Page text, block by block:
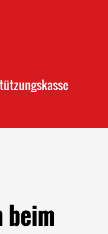
beim